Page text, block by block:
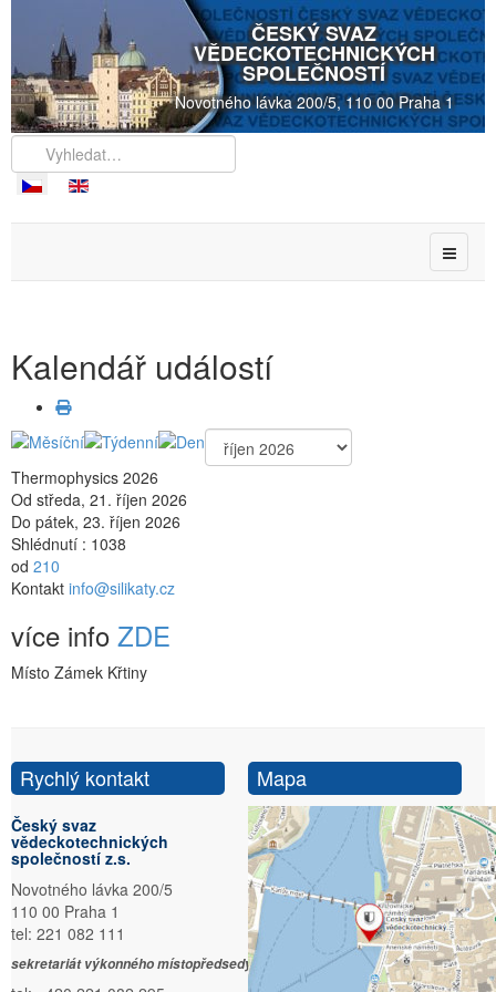
ČESKÝ SVAZ
VĚDECKOTECHNICKÝCH
SPOLEČNOSTÍ
Novotného lávka 200/5, 110 00 Praha 1
Kalendář událostí
Thermophysics 2026
Od středa, 21. říjen 2026
Do pátek, 23. říjen 2026
Shlédnutí : 1038
od 210
Kontakt info@silikaty.cz
více info ZDE
Místo Zámek Křtiny
Rychlý kontakt
Český svaz
vědeckotechnických
společností z.s.
Novotného lávka 200/5
110 00 Praha 1
tel: 221 082 111
sekretariát výkonného místopředsedy:
Mapa